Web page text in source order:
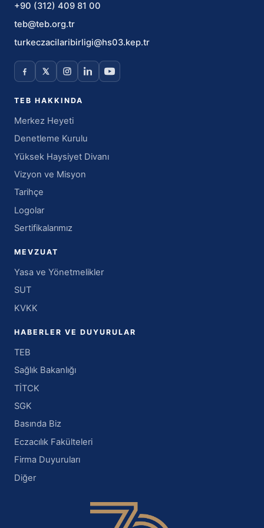
+90 (312) 409 81 00
teb@teb.org.tr
turkeczacilaribirligi@hs03.kep.tr
TEB HAKKINDA
Merkez Heyeti
Denetleme Kurulu
Yüksek Haysiyet Divanı
Vizyon ve Misyon
Tarihçe
Logolar
Sertifikalarımız
MEVZUAT
Yasa ve Yönetmelikler
SUT
KVKK
HABERLER VE DUYURULAR
TEB
Sağlık Bakanlığı
TİTCK
SGK
Basında Biz
Eczacılık Fakülteleri
Firma Duyuruları
Diğer